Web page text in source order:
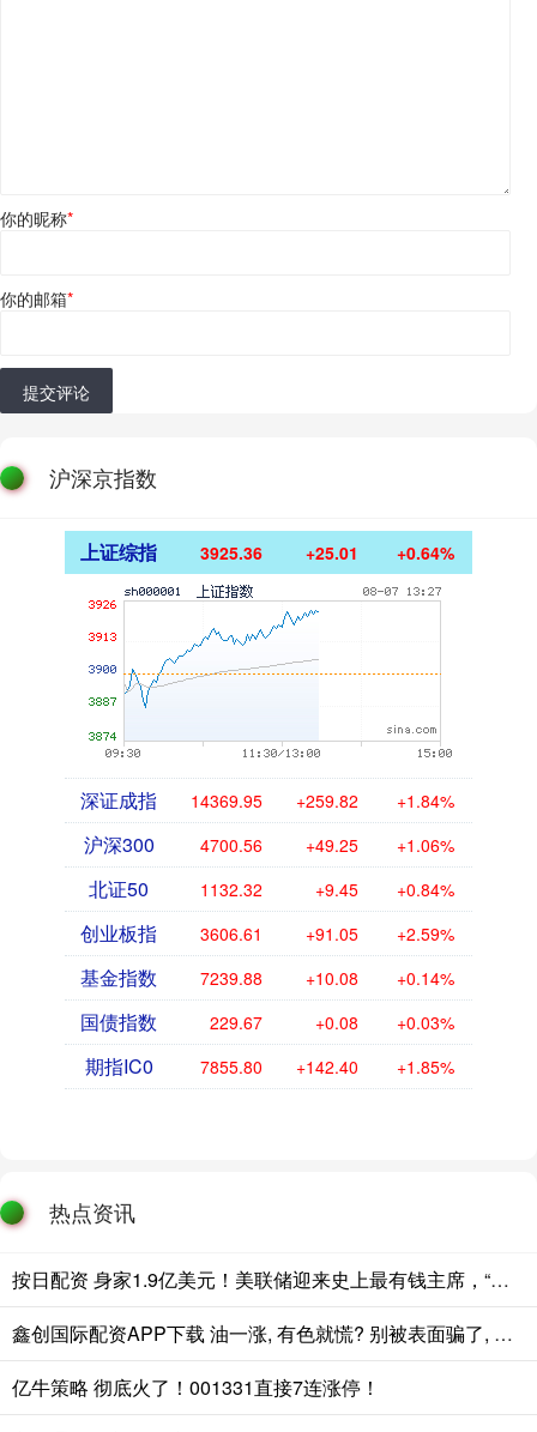
你的昵称*
你的邮箱*
提交评论
沪深京指数
上证综指 3925.36 +25.01 +0.64%
深证成指 14369.95 +259.82 +1.84%
沪深300 4700.56 +49.25 +1.06%
北证50 1132.32 +9.45 +0.84%
创业板指 3606.61 +91.05 +2.59%
基金指数 7239.88 +10.08 +0.14%
国债指数 229.67 +0.08 +0.03%
期指IC0 7855.80 +142.40 +1.85%
热点资讯
按日配资 身家1.9亿美元！美联储迎来史上最有钱主席，“不降息”预期可能拖垮黄金
鑫创国际配资APP下载 油一涨, 有色就慌? 别被表面骗了, 这次反转藏着两股力量在打架
亿牛策略 彻底火了！001331直接7连涨停！